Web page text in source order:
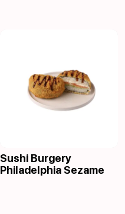
Sushi Burgery
Philadelphia Sezame